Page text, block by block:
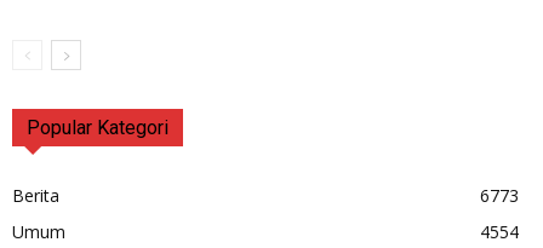
Popular Kategori
Berita
6773
Umum
4554